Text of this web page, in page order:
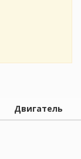
Двигатель